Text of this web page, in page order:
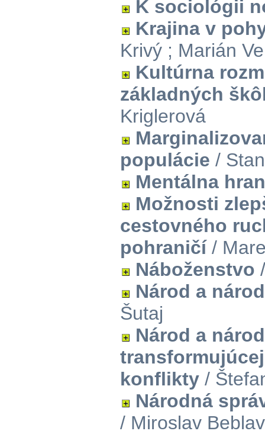
K sociológii
Krajina v
Krivý ; Marián
Kultúrna
základných
Kriglerová
populácie /
Mentálna
Možnosti
cestovného
pohraničí/
Náboženstvo
Národ a
Šutaj
Národ a
konflikty /
Národná
/ Miroslav